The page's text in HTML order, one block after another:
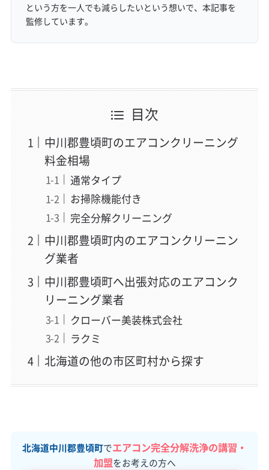
という方を一人でも減らしたいという想いで、本記事を
監修しています。
目次
中川郡豊頃町のエアコンクリーニング
料金相場
通常タイプ
お掃除機能付き
完全分解クリーニング
中川郡豊頃町内のエアコンクリーニン
グ業者
中川郡豊頃町へ出張対応のエアコンク
リーニング業者
クローバー美装株式会社
ラクミ
北海道の他の市区町村から探す
北海道中川郡豊頃町でエアコン完全分解洗浄の講習・
加盟をお考えの方へ